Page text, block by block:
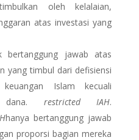
oleh kelalaian,
atas investasi yang
bertanggung jawab atas
yang timbul dari defisiensi
Islam kecuali
dana. restricted IAH.
hanya bertanggung jawab
proporsi bagian mereka